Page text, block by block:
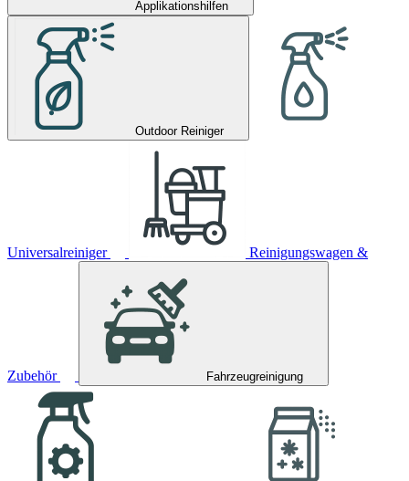
Applikationshilfen
Outdoor Reiniger
Universalreiniger Reinigungswagen &
Zubehör Fahrzeugreinigung